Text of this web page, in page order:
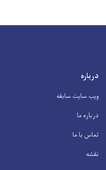
درباره
ویب سایت سابقه
درباره ما
تماس با ما
نقشه